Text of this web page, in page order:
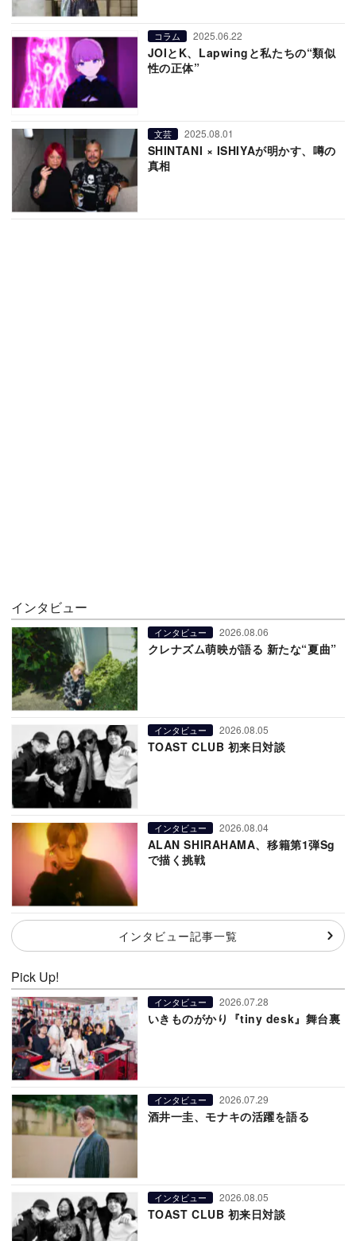
コラム 2025.06.22
JOIとK、Lapwingと私たちの“類似
性の正体”
文芸 2025.08.01
SHINTANI × ISHIYAが明かす、噂の
真相
インタビュー
インタビュー 2026.08.06
クレナズム萌映が語る 新たな“夏曲”
インタビュー 2026.08.05
TOAST CLUB 初来日対談
インタビュー 2026.08.04
ALAN SHIRAHAMA、移籍第1弾Sg
で描く挑戦
インタビュー記事一覧
Pick Up!
インタビュー 2026.07.28
いきものがかり『tiny desk』舞台裏
インタビュー 2026.07.29
酒井一圭、モナキの活躍を語る
インタビュー 2026.08.05
TOAST CLUB 初来日対談